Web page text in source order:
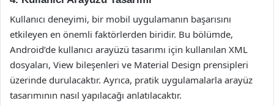
Kullanıcı deneyimi, bir mobil uygulamanın başarısını
etkileyen en önemli faktörlerden biridir. Bu bölümde,
Android’de kullanıcı arayüzü tasarımı için kullanılan XML
dosyaları, View bileşenleri ve Material Design prensipleri
üzerinde durulacaktır. Ayrıca, pratik uygulamalarla arayüz
tasarımının nasıl yapılacağı anlatılacaktır.